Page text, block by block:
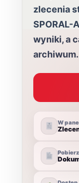
zlecenia
SPORAL-
wyniki, a
archiwum.
W
Pobierz